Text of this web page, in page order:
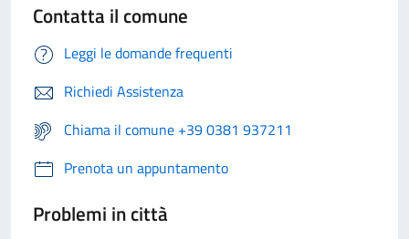
Contatta il comune
Leggi le domande frequenti
Richiedi Assistenza
Chiama il comune +39 0381 937211
Prenota un appuntamento
Problemi in città